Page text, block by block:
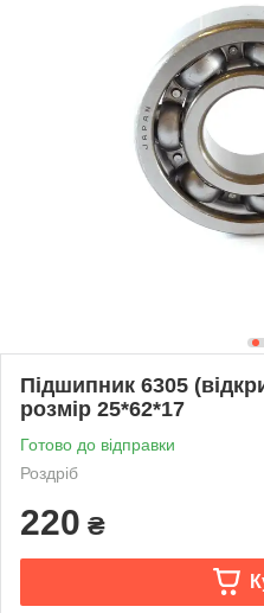
Підшипник 6305
розмір 25*62*17
Готово до відправки
Роздріб
220 ₴